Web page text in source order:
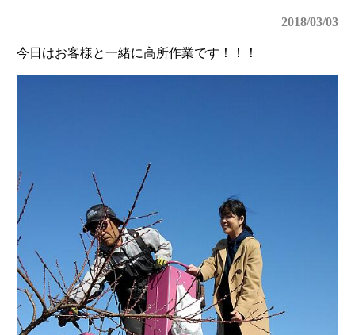
2018/03/03
今日はお客様と一緒に高所作業です！！！